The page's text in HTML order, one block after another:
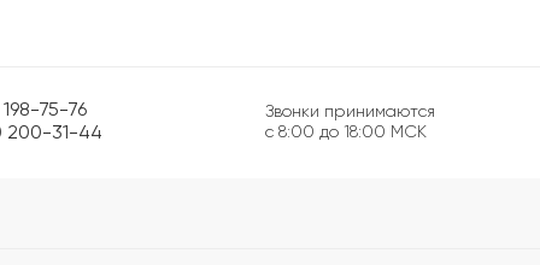
75-76
200-31-44
Звонки принимаются
с 8:00 до 18:00 МСК